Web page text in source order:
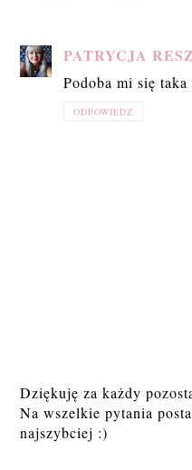
PATRYCJA
Podoba mi się taka
ODPOWIEDZ
Dziękuję za każdy
Na wszelkie pytania
najszybciej :)